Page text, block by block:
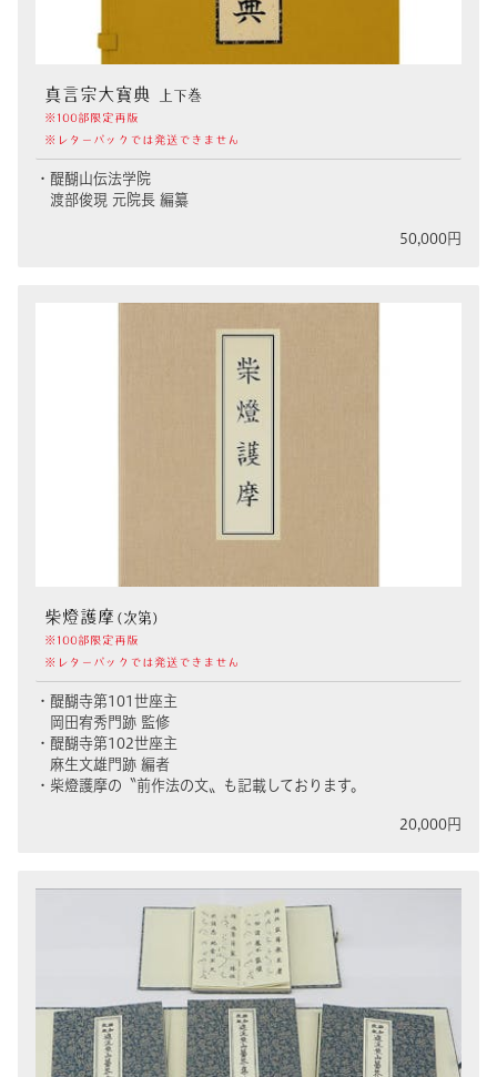
真言宗大寳典 上下巻
※100部限定再版
※レターパックでは発送できません
・醍醐山伝法学院
渡部俊現 元院長 編纂
50,000円
柴燈護摩 (次第)
※100部限定再版
※レターパックでは発送できません
・醍醐寺第101世座主
岡田宥秀門跡 監修
・醍醐寺第102世座主
麻生文雄門跡 編者
・柴燈護摩の〝前作法の文〟も記載しております。
20,000円